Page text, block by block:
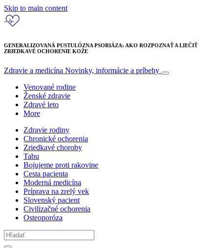
Skip to main content
GENERALIZOVANÁ PUSTULÓZNA PSORIÁZA: AKO ROZPOZNAŤ A LIEČIŤ
ZRIEDKAVÉ OCHORENIE KOŽE
Zdravie a medicína Novinky, informácie a príbehy
Venované rodine
Ženské zdravie
Zdravé leto
More
Zdravie rodiny
Chronické ochorenia
Zriedkavé choroby
Tabu
Bojujeme proti rakovine
Cesta pacienta
Moderná medicína
Príprava na zrelý vek
Slovenský pacient
Civilizačné ochorenia
Osteoporóza